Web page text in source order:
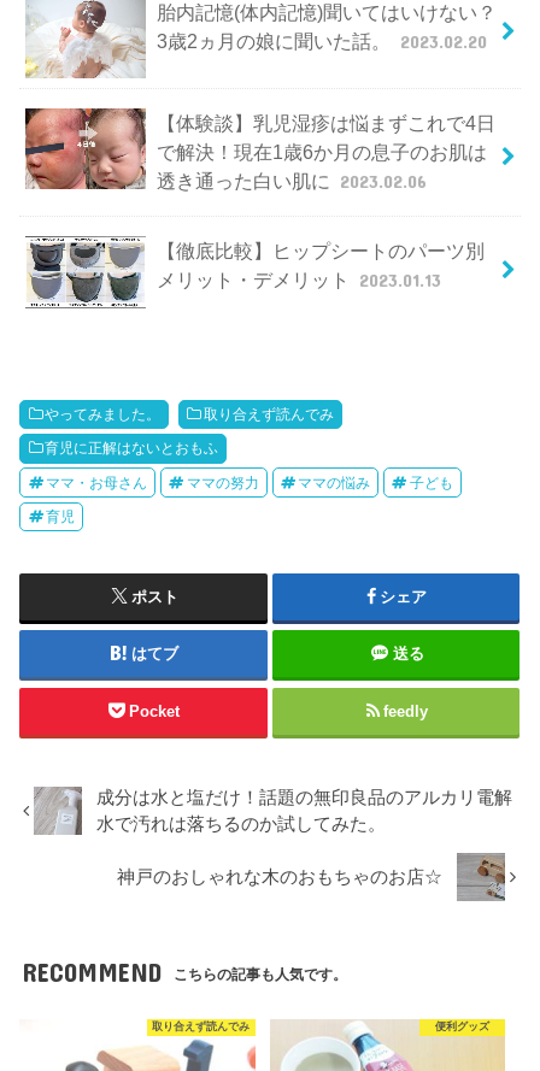
胎内記憶(体内記憶)聞いてはいけない？
3歳2ヵ月の娘に聞いた話。
2023.02.20
【体験談】乳児湿疹は悩まずこれで4日
で解決！現在1歳6か月の息子のお肌は
透き通った白い肌に
2023.02.06
【徹底比較】ヒップシートのパーツ別
メリット・デメリット
2023.01.13
やってみました。 取り合えず読んでみ
育児に正解はないとおもふ
ママ・お母さん ママの努力 ママの悩み 子ども
育児
ポスト シェア
はてブ 送る
Pocket feedly
成分は水と塩だけ！話題の無印良品のアルカリ電解
水で汚れは落ちるのか試してみた。
神戸のおしゃれな木のおもちゃのお店☆
RECOMMEND こちらの記事も人気です。
取り合えず読んでみ 便利グッズ